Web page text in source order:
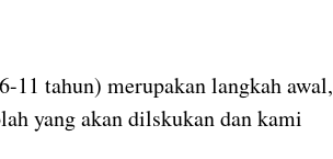
11 tahun) merupakan langkah awal,
yang akan dilskukan dan kami